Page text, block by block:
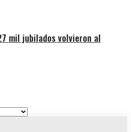
mil jubilados volvieron al